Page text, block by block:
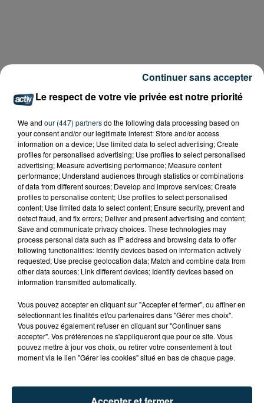
TITRES DIFFUSÉS
17h34
17h34 17h32
17h32
Le respect de votre vie privée est notre priorité
We and our (447) partnersdo the following data processing based on
your consent and/or our legitimate interest: Store and/or access
information on a device; Use limited data to select advertising; Create
profiles for personalised advertising; Use profiles to select personalised
advertising; Measure advertising performance; Measure content
performance; Understand audiences through statistics or combinations
of data from different sources; Develop and improve services; Create
profiles to personalise content; Use profiles to select personalised
content; Use limited data to select content; Ensure security, prevent and
detect fraud, and fix errors; Deliver and present advertising and content;
Save and communicate privacy choices. These technologies may
process personal data such as IP address and browsing data to offer
following functionalities: Identify devices based on information actively
requested; Use precise geolocation data; Match and combine data from
other data sources; Link different devices; Identify devices based on
information transmitted automatically.
Vous pouvez accepter en cliquant sur "Accepter et fermer", ou affiner en
sélectionnant les finalités et/ou partenaires dans "Gérer mes choix".
Vous pouvez également refuser en cliquant sur "Continuer sans
accepter". Vos préférences ne s'appliqueront que pour ce site. Vous
pouvez mettre à jour vos choix, ou retirer votre consentement à tout
moment via le lien "Gérer les cookies" situé en bas de chaque page.
Continuer sans accepter